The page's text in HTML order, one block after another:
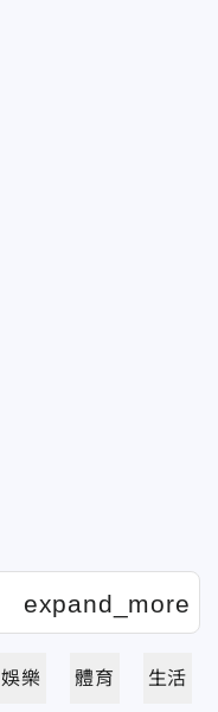
娛樂 體育 生活